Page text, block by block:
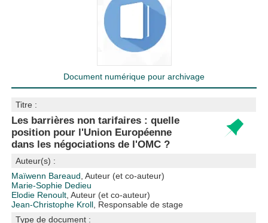
Document numérique pour archivage
Titre :
Les barrières non tarifaires : quelle
position pour l'Union Européenne
dans les négociations de l'OMC ?
Auteur(s) :
Maïwenn Bareaud , Auteur (et co-auteur)
Marie-Sophie Dedieu
Elodie Renoult , Auteur (et co-auteur)
Jean-Christophe Kroll , Responsable de stage
Type de document :